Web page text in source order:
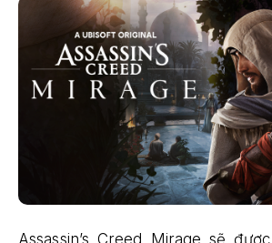
Assassin’s Creed Mirage sẽ